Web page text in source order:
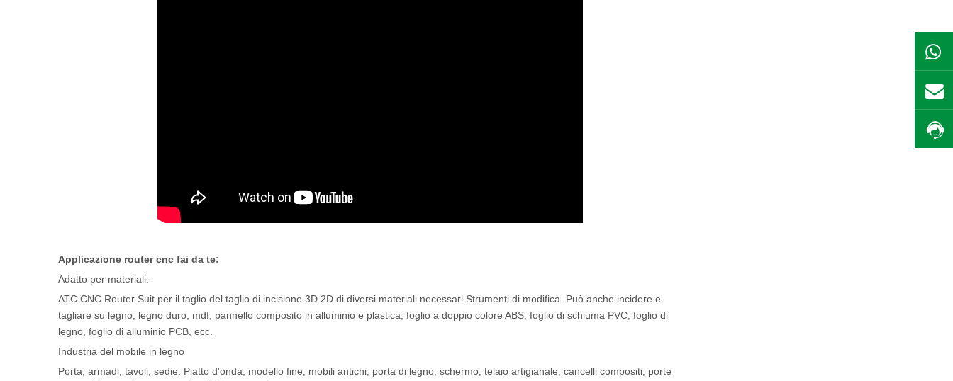
Applicazione router cnc fai da te:
Adatto per materiali:
ATC CNC Router Suit per il taglio del taglio di incisione 3D 2D di diversi materiali necessari Strumenti di modifica. Può anche incidere e
tagliare su legno, legno duro, mdf, pannello composito in alluminio e plastica, foglio a doppio colore ABS, foglio di schiuma PVC, foglio di
legno, foglio di alluminio PCB, ecc.
Industria del mobile in legno
Porta, armadi, tavoli, sedie. Piatto d'onda, modello fine, mobili antichi, porta di legno, schermo, telaio artigianale, cancelli compositi, porte